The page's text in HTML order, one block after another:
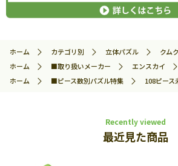
ホーム カテゴリ別 立体パズル クム
ホーム
■取り扱いメーカー エンスカイ
ホーム
■ピース数別パズル特集 108ピース
Recently viewed
最近見た商品